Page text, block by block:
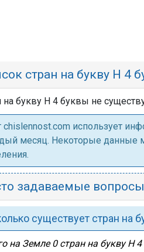
стран на букву Н 4
на букву Н 4 буквы не
chislennost.com использует
месяц. Некоторые данные
задаваемые вопросы
существует стран на
на Земле 0 стран на букву Н